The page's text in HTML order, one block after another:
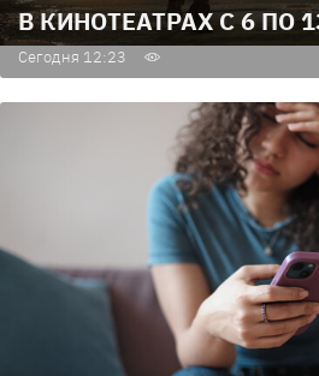
В КИНОТЕАТРАХ С 6 ПО
Сегодня 12:23